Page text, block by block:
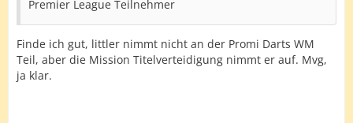
Premier League Teilnehmer
Finde ich gut, littler nimmt nicht an der Promi Darts WM
Teil, aber die Mission Titelverteidigung nimmt er auf. Mvg,
ja klar.